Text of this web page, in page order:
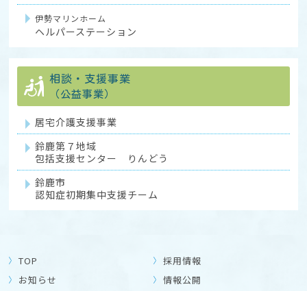
伊勢マリンホーム
ヘルパーステーション
相談・支援事業
（公益事業）
居宅介護支援事業
鈴鹿第７地域
包括支援センター りんどう
鈴鹿市
認知症初期集中支援チーム
TOP
採用情報
お知らせ
情報公開